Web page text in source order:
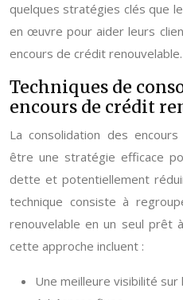
quelques stratégies clés que
en œuvre pour aider leurs
encours de crédit renouvelable.
Techniques de
encours de crédit
La consolidation des
être une stratégie efficace
dette et potentiellement
technique consiste à
renouvelable en un seul prêt
cette approche incluent :
Une meilleure visibilité